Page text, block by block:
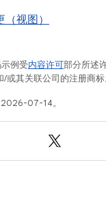
视图）
例受内容许可部分所述
其关联公司的注册商标
07-14。